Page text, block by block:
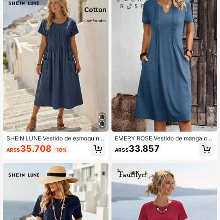
SHEIN LUNE Vestido de esmoquin c
on bolsillo, detalle plisado y parche,
ropa de maestra
ARS$35.708 -10%
EMERY ROSE Vestido de manga cor
ta con cuello en V, bolsillo con lazo
y unicolor
ARS$33.857